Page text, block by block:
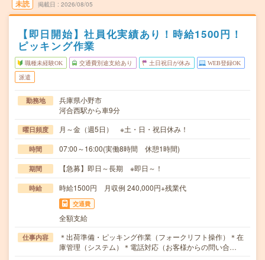
未読 掲載日 2026/08/05
【即日開始】社員化実績あり！時給1500円！
ピッキング作業
職種未経験OK 交通費別途支給あり 土日祝日が休み WEB登録OK
派遣
勤務地
兵庫県小野市
河合西駅から車9分
曜日頻度 月～金（週5日） ※土・日・祝日休み！
時間 07:00～16:00(実働8時間 休憩1時間)
期間 【急募】即日～長期 ※即日～！
時給 時給1500円 月収例 240,000円+残業代
交通費
全額支給
仕事内容
＊出荷準備・ピッキング作業（フォークリフト操作）＊在
庫管理（システム）＊電話対応（お客様からの問い合…